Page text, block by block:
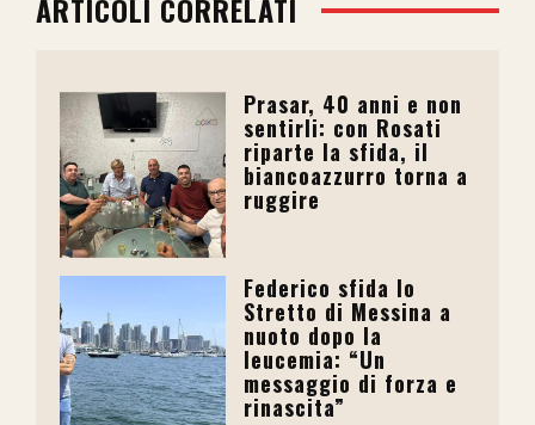
ARTICOLI CORRELATI
Prasar, 40 anni e non
sentirli: con Rosati
riparte la sfida, il
biancoazzurro torna a
ruggire
Federico sfida lo
Stretto di Messina a
nuoto dopo la
leucemia: “Un
messaggio di forza e
rinascita”